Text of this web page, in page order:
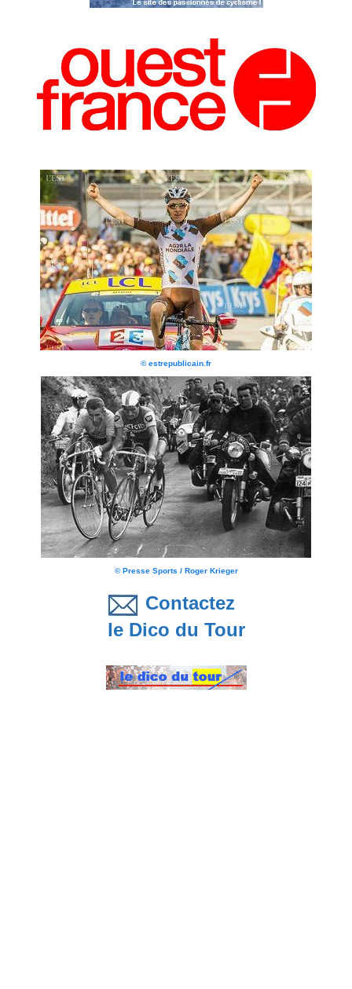
© estrepublicain.fr
© Presse Sports / Roger Krieger
Contactez
le Dico du Tour